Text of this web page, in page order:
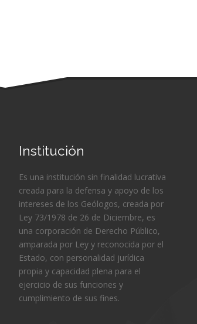
Institución
Es una institución sin finalidad lucrativa
creada para la defensa y apoyo de los
intereses de los Geólogos, creada por
Ley 73/1978 de 26 de Diciembre, es
una corporación de Derecho Público,
amparada por Ley y reconocida por el
Estado, con personalidad jurídica
propia y capacidad plena para el
ejercicio de sus funciones y
cumplimiento de sus fines.